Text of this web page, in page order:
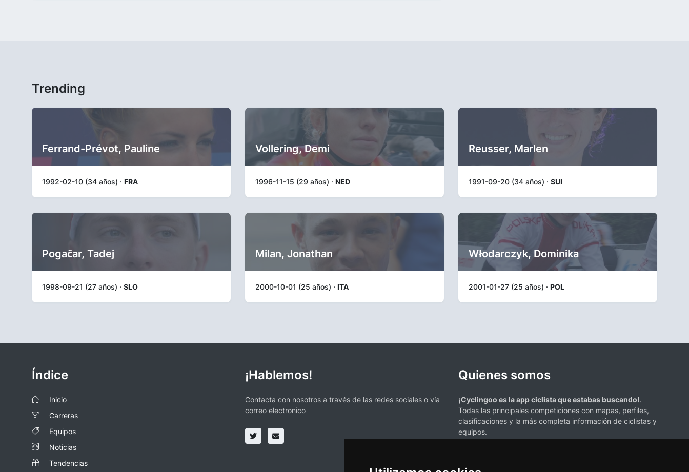
Trending
Ferrand-Prévot, Pauline
1992-02-10 (34 años) · FRA
Vollering, Demi
1996-11-15 (29 años) · NED
Reusser, Marlen
1991-09-20 (34 años) · SUI
Pogačar, Tadej
1998-09-21 (27 años) · SLO
Milan, Jonathan
2000-10-01 (25 años) · ITA
Włodarczyk, Dominika
2001-01-27 (25 años) · POL
Índice
Inicio
Carreras
Equipos
Noticias
Tendencias
¡Hablemos!
Contacta con nosotros a través de las redes sociales o vía
correo electronico
Quienes somos
¡Cyclingoo es la app ciclista que estabas buscando!.
Todas las principales competiciones con mapas, perfiles,
clasificaciones y la más completa información de ciclistas y
equipos.